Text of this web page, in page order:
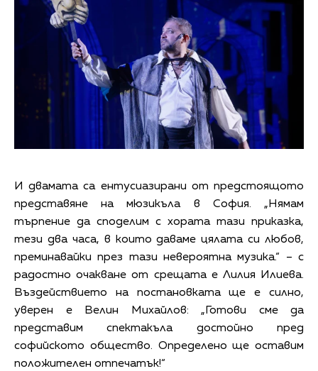
И двамата са ентусиазирани от предстоящото
представяне на мюзикъла в София. „Нямам
търпение да споделим с хората тази приказка,
тези два часа, в които даваме цялата си любов,
преминавайки през тази невероятна музика.“ – с
радостно очакване от срещата е Лилия Илиева.
Въздействието на постановката ще е силно,
уверен е Велин Михайлов: „Готови сме да
представим спектакъла достойно пред
софийското общество. Определено ще оставим
положителен отпечатък!“